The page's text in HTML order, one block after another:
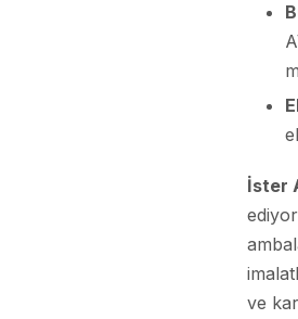
İster
ve